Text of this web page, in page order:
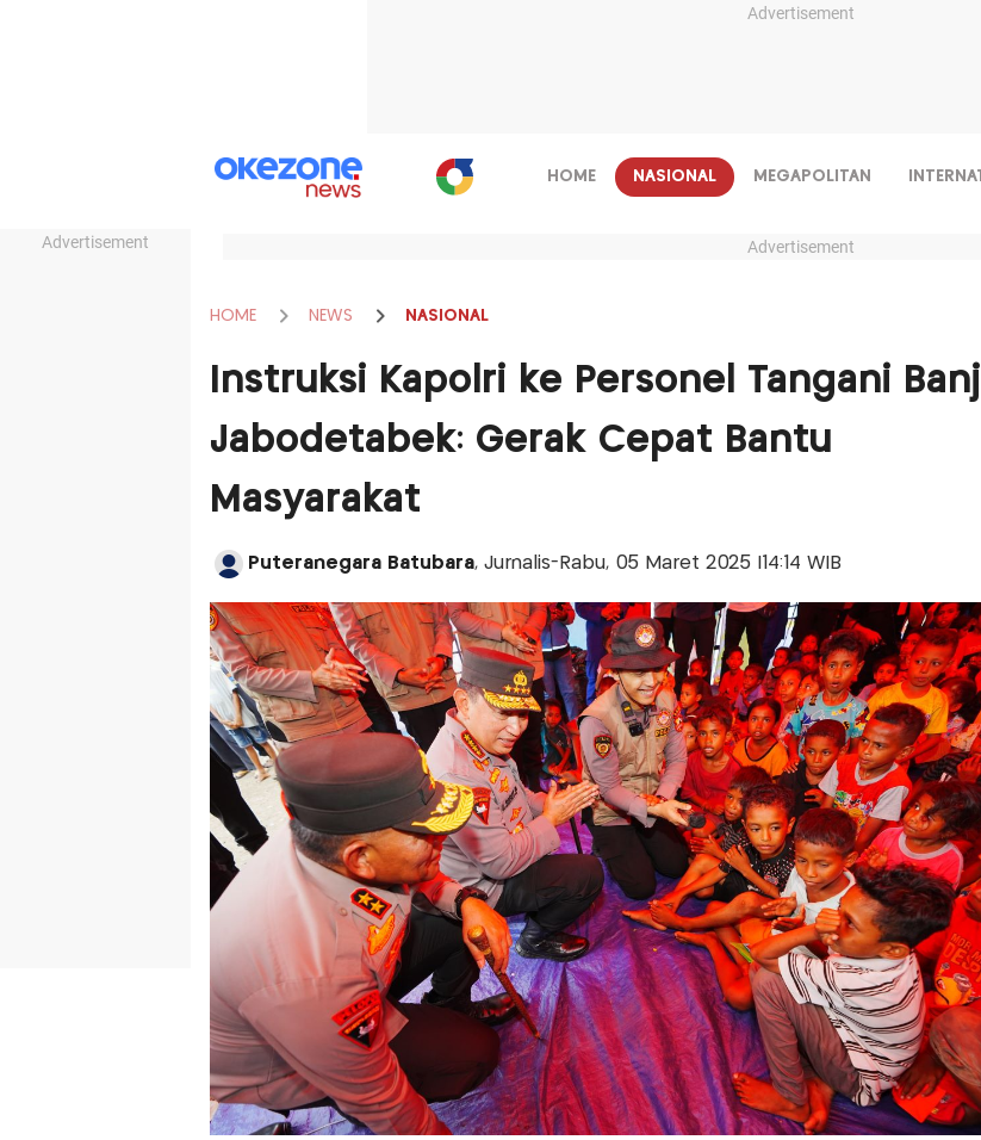
Advertisement
Advertisement
HOME NASIONAL MEGAPOLITAN
Advertisement
HOME NEWS NASIONAL
Instruksi Kapolri ke Personel Tangani
Jabodetabek: Gerak Cepat Bantu
Masyarakat
Puteranegara Batubara, Jurnalis-Rabu, 05 Maret 2025 |14:14 WIB